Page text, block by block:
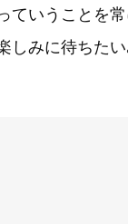
ていうことを
しみに待ちたい